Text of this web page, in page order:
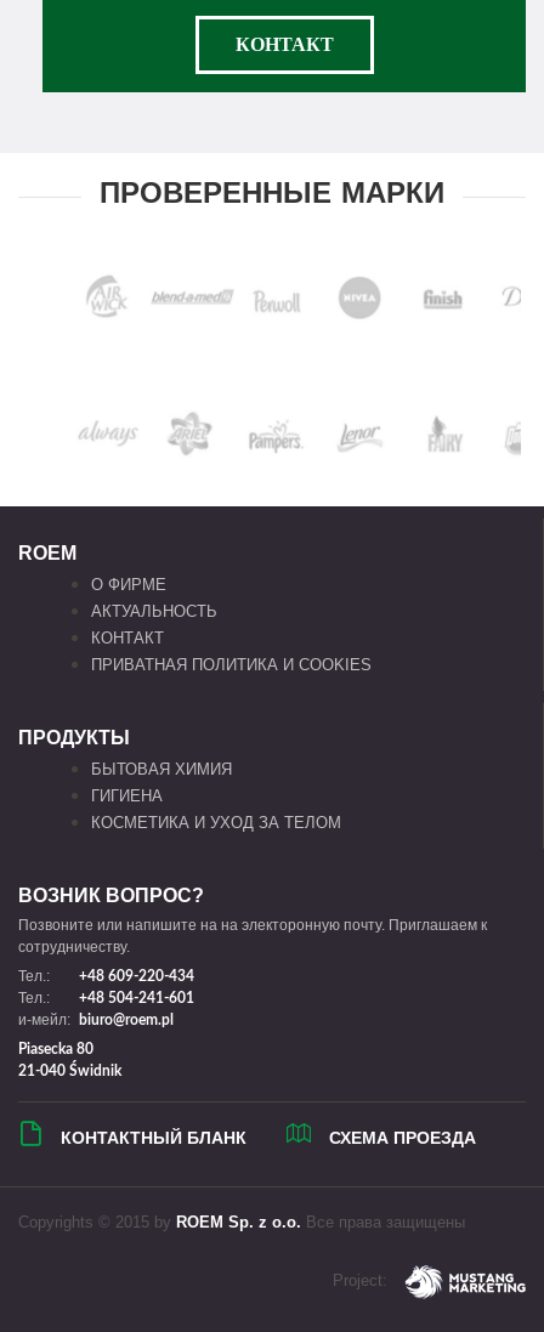
КОНТАКТ
ПРОВЕРЕННЫЕ МАРКИ
ROEM
О ФИРМЕ
АКТУАЛЬНОСТЬ
КОНТАКТ
ПРИВАТНАЯ ПОЛИТИКА И COOKIES
ПРОДУКТЫ
БЫТОВАЯ ХИМИЯ
ГИГИЕНА
КОСМЕТИКА И УХОД ЗА ТЕЛОМ
ВОЗНИК ВОПРОС?
Позвоните или напишите на на электоронную почту. Приглашаем к
сотрудничеству.
Тел.:
+48 609-220-434
Тел.: +48 504-241-601
и-мейл:
biuro@roem.pl
Piasecka 80
21-040 Świdnik
КОНТАКТНЫЙ БЛАНК СХЕМА ПРОЕЗДА
Copyrights © 2015 by ROEM Sp. z o.o. Все права защищены
Project: